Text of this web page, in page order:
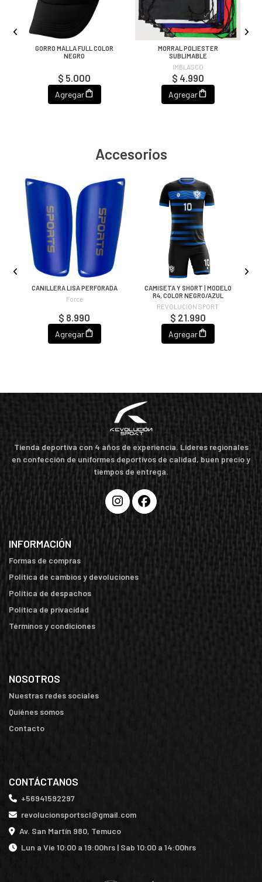
GORRO MALLA FULL COLOR
NEGRO
$ 5.000
Agregar
MORRAL POLIESTER
SUBLIMABLE
IMBLASCO
$ 4.990
Agregar
Accesorios
CANILLERA LISA PERFORADA
Force
$ 8.990
Agregar
CAMISETA Y SHORT | MODELO
R4, COLOR NEGRO/AZUL
REVOLUCION SPORT
$ 21.990
Agregar
Tienda deportiva con 4 años de experiencia. Líderes regionales
en confección de uniformes deportivos de calidad, buen precio y
tiempos de entrega.
INFORMACIÓN
Formas de compras
Política de cambios y devoluciones
Política de despachos
Política de privacidad
Términos y condiciones
NOSOTROS
Nuestras redes sociales
Quiénes somos
Contacto
CONTÁCTANOS
+56941592297
revolucionsportscl@gmail.com
Av. San Martín 980, Temuco
Lun a Vie 10:00 a 19:00hrs | Sab 10:00 a 14:00hrs